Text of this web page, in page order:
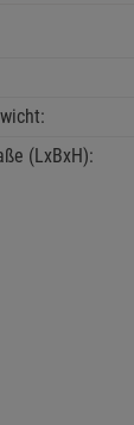
(LxBxH):